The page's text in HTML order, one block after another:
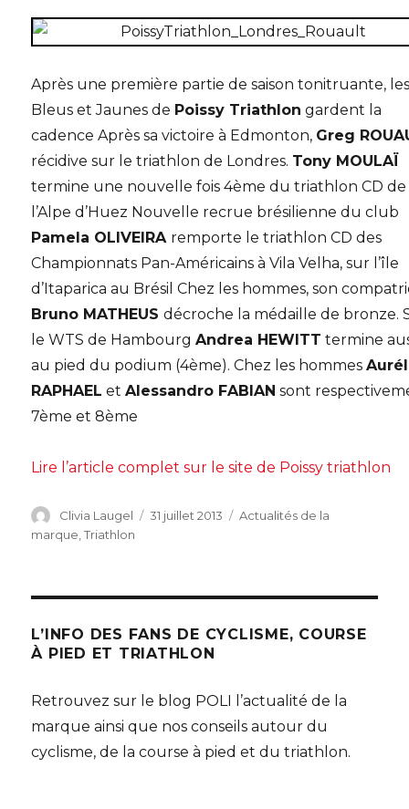
Après une première partie de saison tonitruante,
Bleus et Jaunes de Poissy Triathlon gardent la
cadence Après sa victoire à Edmonton, Greg
récidive sur le triathlon de Londres. Tony MOULAÏ
termine une nouvelle fois 4ème du triathlon CD de
l’Alpe d’Huez Nouvelle recrue brésilienne du club
Pamela OLIVEIRA remporte le triathlon CD des
Championnats Pan-Américains à Vila Velha, sur l’île
d’Itaparica au Brésil Chez les hommes, son
Bruno MATHEUSdécroche la médaille de bronze.
le WTS de HambourgAndrea HEWITT termine
au pied du podium (4ème). Chez les hommes
RAPHAEL etAlessandro FABIAN sont
7ème et 8ème
Lire l’article complet sur le site de Poissy triathlon
Auteur
Clivia Laugel
Publié
31 juillet 2013 Catégories
Actualités de la
marque ,Triathlon
L’INFO DES FANS DE CYCLISME, COURSE
À PIED ET TRIATHLON
Retrouvez sur le blog POLI l’actualité de la
marque ainsi que nos conseils autour du
cyclisme, de la course à pied et du triathlon.